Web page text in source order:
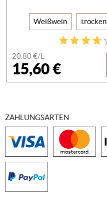
Weißwein trocken
20,80 €/L
15,60 €
ZAHLUNGSARTEN